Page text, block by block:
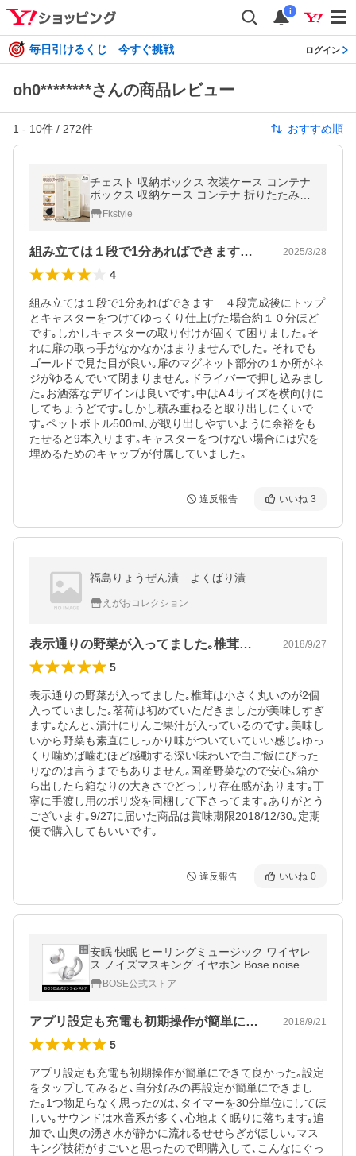
i
毎日引けるくじ 今すぐ挑戦 ログイン
oh0********さんの商品レビュー
1 - 10件 / 272件 おすすめ順
チェスト 収納ボックス 衣装ケース コンテナ
ボックス 収納ケース コンテナ 折りたたみコ
ンテナ 収納 クローゼット 着物収納ケース 押
し入れ収納ケース 押し入れ
Fkstyle
組み立ては１段で1分あればできます４段… 2025/3/28
4
組み立ては１段で1分あればできます　４段完成後にトップ
とキャスターをつけてゆっくり仕上げた場合約１０分ほど
です｡しかしキャスターの取り付けが固くて困りました｡そ
れに扉の取っ手がなかなかはまりませんでした｡ それでも
ゴールドで見た目が良い｡扉のマグネット部分の１か所がネ
ジがゆるんでいて閉まりません｡ドライバーで押し込みまし
た｡お洒落なデザインは良いです｡中はA 4サイズを横向けに
してちょうどです｡しかし積み重ねると取り出しにくいで
す｡ペットボトル500ml､が取り出しやすいように余裕をも
たせると9本入ります｡キャスターをつけない場合には穴を
埋めるためのキャップが付属していました｡
違反報告 いいね 3
福島りょうぜん漬 よくばり漬
えがおコレクション
表示通りの野菜が入ってました｡椎茸は小… 2018/9/27
5
表示通りの野菜が入ってました｡椎茸は小さく丸いのが2個
入っていました｡茗荷は初めていただきましたが美味しすぎ
ます｡なんと､漬汁にりんご果汁が入っているのです｡美味し
いから野菜も素直にしっかり味がついていていい感じ｡ゆっ
くり噛めば噛むほど感動する深い味わいで白ご飯にぴった
りなのは言うまでもありません｡国産野菜なので安心｡箱か
ら出したら箱なりの大きさでどっしり存在感があります｡丁
寧に手渡し用のポリ袋を同梱して下さってます｡ありがとう
ございます｡9/27に届いた商品は賞味期限2018/12/30｡定期
便で購入してもいいです｡
違反報告 いいね 0
安眠 快眠 ヒーリングミュージック ワイヤレ
ス ノイズマスキング イヤホン Bose noise-m
asking sleepbuds / ボーズ公式ストア （30日
間返品・返金保証）
BOSE公式ストア
アプリ設定も充電も初期操作が簡単にでき… 2018/9/21
5
アプリ設定も充電も初期操作が簡単にできて良かった｡設定
をタップしてみると､自分好みの再設定が簡単にできまし
た｡1つ物足らなく思ったのは､タイマーを30分単位にしてほ
しい｡サウンドは水音系が多く､心地よく眠りに落ちます｡追
加で､山奥の湧き水が静かに流れるせせらぎがほしい｡マス
キング技術がすごいと思ったので即購入して､こんなにぐっ